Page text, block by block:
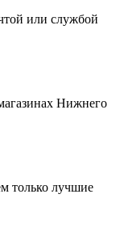
или службой
Нижнего
только лучшие